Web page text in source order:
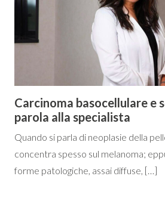
Carcinoma basocellulare e
parola alla specialista
Quando si parla di neoplasie della
concentra spesso sul melanoma;
forme patologiche, assai diffuse, […]